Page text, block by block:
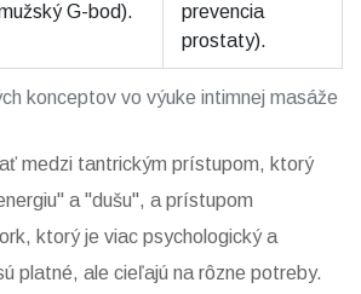
konceptov vo výuke intimnej masáže
G-bod).
prevencia
prostaty).
medzi tantrickým prístupom, ktorý
a "dušu", a prístupom
ktorý je viac psychologický a
platné, ale cieľajú na rôzne potreby.